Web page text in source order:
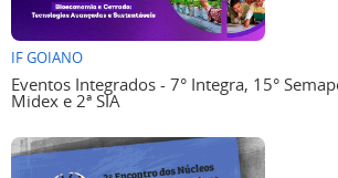
IF GOIANO
Eventos Integrados - 7° Integra, 15°
Midex e 2ª SIA